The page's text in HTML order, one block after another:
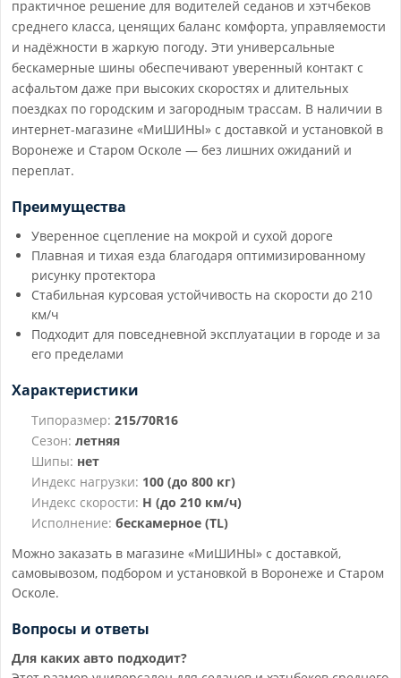
практичное решение для водителей седанов и хэтчбеков
среднего класса, ценящих баланс комфорта, управляемости
и надёжности в жаркую погоду. Эти универсальные
бескамерные шины обеспечивают уверенный контакт с
асфальтом даже при высоких скоростях и длительных
поездках по городским и загородным трассам. В наличии в
интернет-магазине «МиШИНЫ» с доставкой и установкой в
Воронеже и Старом Осколе — без лишних ожиданий и
переплат.
Преимущества
Уверенное сцепление на мокрой и сухой дороге
Плавная и тихая езда благодаря оптимизированному
рисунку протектора
Стабильная курсовая устойчивость на скорости до 210
км/ч
Подходит для повседневной эксплуатации в городе и за
его пределами
Характеристики
Типоразмер: 215/70R16
Сезон: летняя
Шипы: нет
Индекс нагрузки: 100 (до 800 кг)
Индекс скорости: H (до 210 км/ч)
Исполнение: бескамерное (TL)
Можно заказать в магазине «МиШИНЫ» с доставкой,
самовывозом, подбором и установкой в Воронеже и Старом
Осколе.
Вопросы и ответы
Для каких авто подходит?